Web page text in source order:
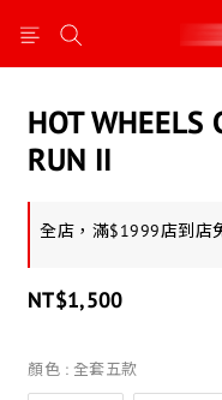
HOT WHEELS
RUN II
全店，滿$1999店到店
NT$1,500
顏色 : 全套五款